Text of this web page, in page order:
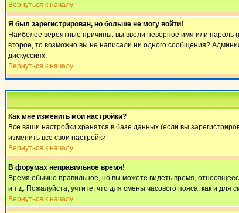
Вернуться к началу
Я был зарегистрирован, но больше не могу войти!
Наиболее вероятные причины: вы ввели неверное имя или пароль
второе, то возможно вы не написали ни одного сообщения?
дискуссиях.
Вернуться к началу
Как мне изменить мои настройки?
Все ваши настройки хранятся в базе данных (если вы
изменить все свои настройки
Вернуться к началу
В форумах неправильное время!
Время обычно правильное, но вы можете видеть время,
и т.д. Пожалуйста, учтите, что для смены часового пояса, как и
Вернуться к началу